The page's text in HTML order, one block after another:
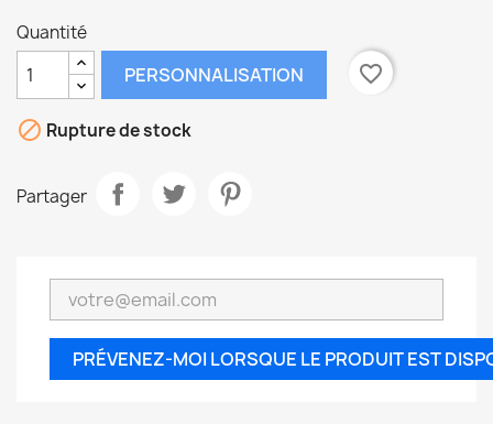
Quantité
PERSONNALISATION favorite_border
 Rupture de stock
Partager
PRÉVENEZ-MOI LORSQUE LE PRODUIT EST